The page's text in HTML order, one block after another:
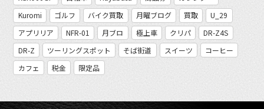
Kuromi
ゴルフ バイク買取 月曜ブログ 買取
U_29
アプリリア
NFR-01 月ブロ 極上車 クリパ
DR-Z4S
DR-Z
ツーリングスポット そば街道 スイーツ
コーヒー
カフェ
税金 限定品